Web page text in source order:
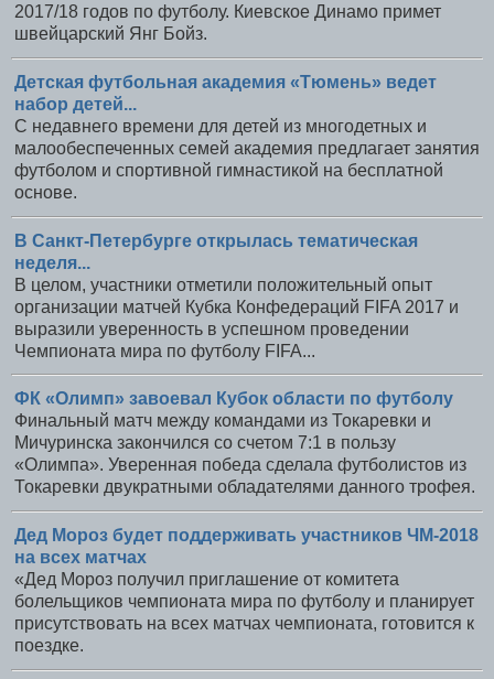
2017/18 годов по футболу. Киевское Динамо примет
швейцарский Янг Бойз.
Детская футбольная академия «Тюмень» ведет
набор детей...
С недавнего времени для детей из многодетных и
малообеспеченных семей академия предлагает занятия
футболом и спортивной гимнастикой на бесплатной
основе.
В Санкт-Петербурге открылась тематическая
неделя...
В целом, участники отметили положительный опыт
организации матчей Кубка Конфедераций FIFA 2017 и
выразили уверенность в успешном проведении
Чемпионата мира по футболу FIFA...
ФК «Олимп» завоевал Кубок области по футболу
Финальный матч между командами из Токаревки и
Мичуринска закончился со счетом 7:1 в пользу
«Олимпа». Уверенная победа сделала футболистов из
Токаревки двукратными обладателями данного трофея.
Дед Мороз будет поддерживать участников ЧМ-2018
на всех матчах
«Дед Мороз получил приглашение от комитета
болельщиков чемпионата мира по футболу и планирует
присутствовать на всех матчах чемпионата, готовится к
поездке.